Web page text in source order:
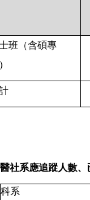
班（含碩專
醫社系應追蹤人數
科系